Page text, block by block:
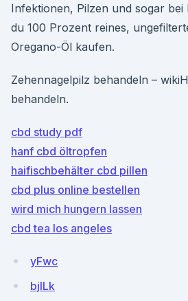
Infektionen, Pilzen und sogar bei
du 100 Prozent reines,
Oregano-Öl kaufen.
Zehennagelpilz behandeln –
behandeln.
cbd study pdf
hanf cbd öltropfen
haifischbehälter cbd pillen
cbd plus online bestellen
wird mich hungern lassen
cbd tea los angeles
yFwc
bjILk